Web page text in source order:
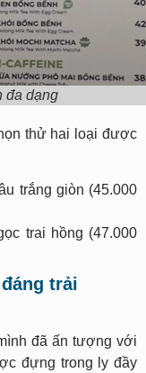
đa dạng
thử hai loại được
trắng giòn (45.000
trai hồng (47.000
trải
đã ấn tượng với
đựng trong ly đầy